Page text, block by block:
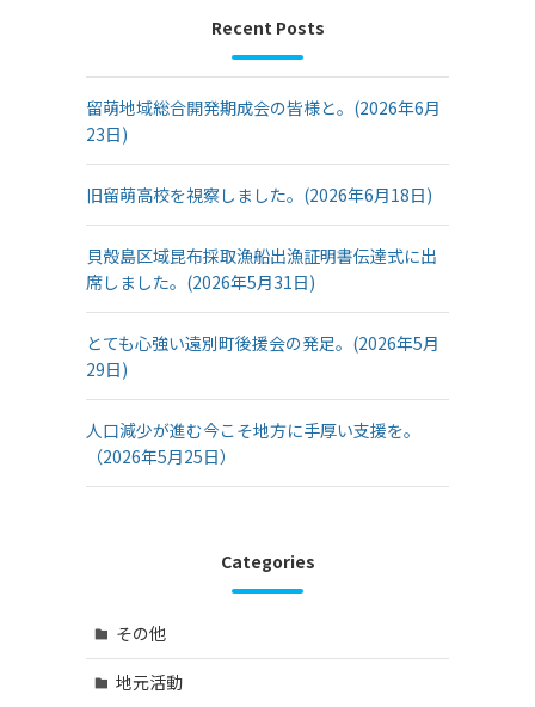
Recent Posts
留萌地域総合開発期成会の皆様と。(2026年6月
23日)
旧留萌高校を視察しました。(2026年6月18日)
貝殻島区域昆布採取漁船出漁証明書伝達式に出
席しました。(2026年5月31日)
とても心強い遠別町後援会の発足。(2026年5月
29日)
人口減少が進む今こそ地方に手厚い支援を。
（2026年5月25日）
Categories
その他
地元活動